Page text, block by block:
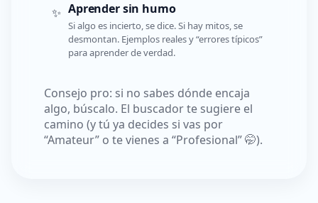
✨ Aprender sin humo
Si algo es incierto, se dice. Si hay mitos, se
desmontan. Ejemplos reales y “errores típicos”
para aprender de verdad.
Consejo pro: si no sabes dónde encaja
algo, búscalo. El buscador te sugiere el
camino (y tú ya decides si vas por
“Amateur” o te vienes a “Profesional” 🤭).